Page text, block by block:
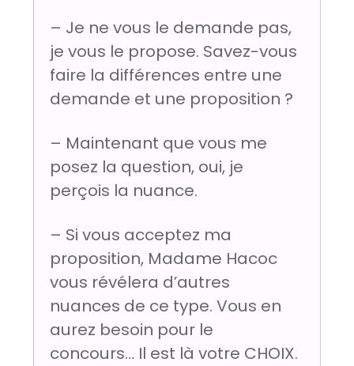
– Je ne vous le demande pas,
je vous le propose. Savez-vous
faire la différences entre une
demande et une proposition ?
– Maintenant que vous me
posez la question, oui, je
perçois la nuance.
– Si vous acceptez ma
proposition, Madame Hacoc
vous révélera d’autres
nuances de ce type. Vous en
aurez besoin pour le
concours… Il est là votre CHOIX.